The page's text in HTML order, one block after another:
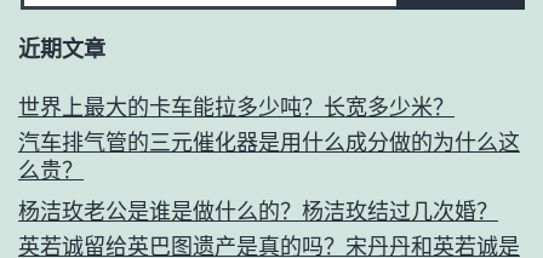
近期文章
世界上最大的卡车能拉多少吨？长宽多少米？
汽车排气管的三元催化器是用什么成分做的为什么这
么贵？
杨洁玫老公是谁是做什么的？杨洁玫结过几次婚？
英若诚留给英巴图遗产是真的吗？宋丹丹和英若诚是